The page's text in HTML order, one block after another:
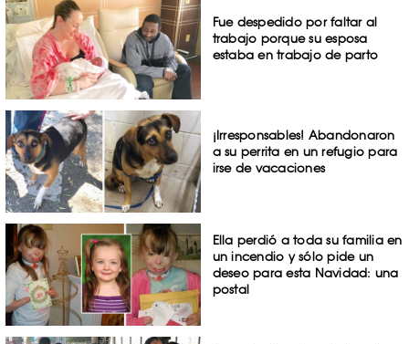
Fue despedido por faltar al
trabajo porque su esposa
estaba en trabajo de parto
¡Irresponsables! Abandonaron
a su perrita en un refugio para
irse de vacaciones
Ella perdió a toda su familia en
un incendio y sólo pide un
deseo para esta Navidad: una
postal